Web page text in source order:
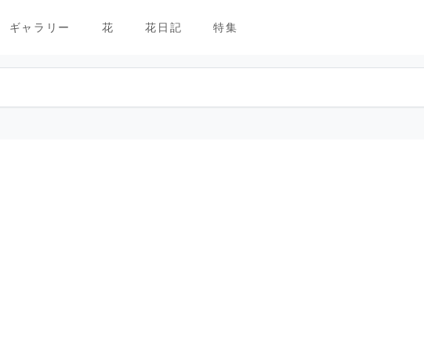
ギャラリー 花 花日記 特集